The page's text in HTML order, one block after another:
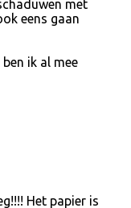
met
eens gaan
ik al mee
Het papier is